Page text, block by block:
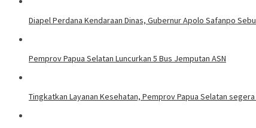
Diapel Perdana Kendaraan Dinas, Gubernur Apolo Safanpo
Pemprov Papua Selatan Luncurkan 5 Bus Jemputan ASN
Tingkatkan Layanan Kesehatan, Pemprov Papua Selatan